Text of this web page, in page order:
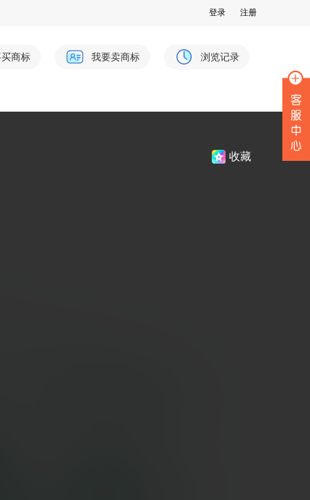
登录 注册
商标 我要卖商标 浏览记录
收藏